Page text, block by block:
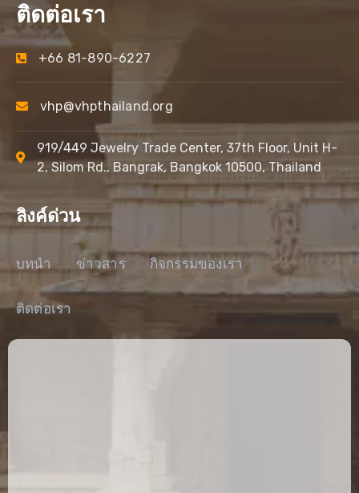
ติดต่อเรา
+66 81-890-6227
vhp@vhpthailand.org
919/449 Jewelry Trade Center, 37th Floor, Unit H-
2, Silom Rd., Bangrak, Bangkok 10500, Thailand
ลิงค์ด่วน
บทนำ ข่าวสาร กิจกรรมของเรา
ติดต่อเรา